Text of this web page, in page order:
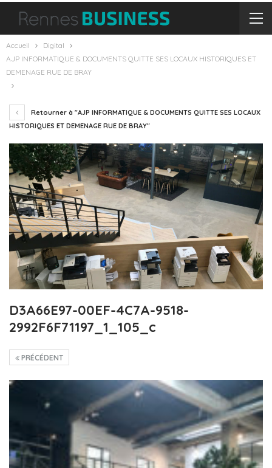
Accueil
Digital
AJP INFORMATIQUE & DOCUMENTS QUITTE SES LOCAUX HISTORIQUES ET
DEMENAGE RUE DE BRAY
Retourner à "AJP INFORMATIQUE & DOCUMENTS QUITTE SES LOCAUX
HISTORIQUES ET DEMENAGE RUE DE BRAY"
D3A66E97-00EF-4C7A-9518-
2992F6F71197_1_105_c
PRÉCÉDENT